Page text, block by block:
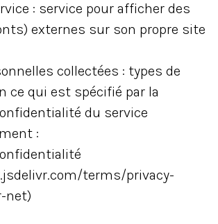
: service pour afficher des
externes sur son propre site
collectées : types de
ce qui est spécifié par la
du service
:
terms/privacy-
net)